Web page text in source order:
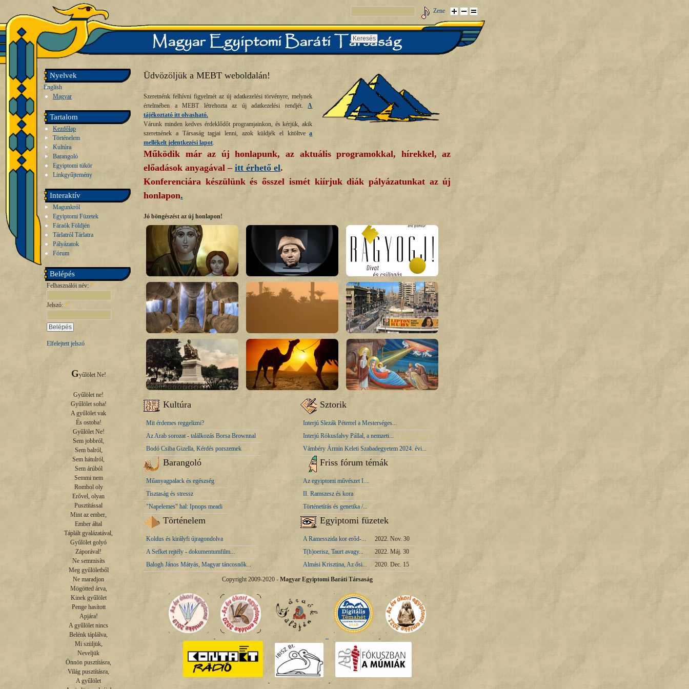
Zene
Nyelvek
English
Magyar
Tartalom
Kezdőlap
Történelem
Kultúra
Barangoló
Egyiptomi tükör
Linkgyűjtemény
Interaktív
Magunkról
Egyiptomi Füzetek
Fáraók Földjén
Tárlatról Tárlatra
Pályázatok
Fórum
Belépés
Felhasználói név: *
Jelszó: *
Elfelejtett jelszó
Gyűlölet Ne!
Gyűlölet ne!
Gyűlölet soha!
A gyűlölet vak
És ostoba!
Gyűlölet Ne!
Sem jobbról,
Sem balról,
Sem hátulról,
Sem árúból
Semmi nem
Rombol oly
Erővel, olyan
Pusztítással
Mint az ember,
Ember által
Táplált gyalázatával,
Gyűlölet golyó
Záporával!
Ne semmisíts
Meg gyűlöletből
Ne maradjon
Mögötted árva,
Kinek gyűlölet
Penge hasított
Apjára!
A gyűlölet nincs
Belénk táplálva,
Mi szüljük,
Neveljük
Önnön pusztításra,
Világ pusztításra,
A gyűlölet
Üdvözöljük a MEBT weboldalán!
Szeretnénk felhívni figyelmét az új adatkezelési törvényre, melynek
értelmében a MEBT létrehozta az új adatkezelési rendjét.A
tájékoztató itt olvasható.
Várunk minden kedves érdeklődőt programjainkon, és kérjük, akik
szeretnének a Társaság tagjai lenni, azok küldjék el kitöltvea
mellékelt jelentkezési lapot.
Működik már az új honlapunk, az aktuális programokkal, hírekkel, az
előadások anyagával – itt érhető el.
Konferenciára készülünk és ősszel ismét kiírjukdiák pályázatunkat az új
honlapon.
Jó böngészést az új honlapon!
Kultúra
Mit érdemes reggelizni?
Az Arab sorozat - találkozás Borsa Brownnal
Bodó Csiba Gizella, Kérdés porszemek
Barangoló
Műanyagpalack és egészség
Tisztaság és stressz
"Napelemes" hal: Ipnops meadi
Történelem
Koldus és királyfi újragondolva
A Sefket rejtély - dokumentumfilm...
Balogh János Mátyás, Magyar táncosnők...
Sztorik
Interjú Slezák Péterrel a Mesterséges...
Interjú Rókusfalvy Pállal, a nemzeti...
Vámbéry Ármin Keleti Szabadegyetem 2024. évi...
Friss fórum témák
Az egyiptomi művészet I....
II. Ramszesz és kora
Történetírás és genetika /...
Egyiptomi füzetek
A Ramesszida kor erőd-...
2022. Nov. 30
T(h)oerisz, Taurt avagy...
2022. Máj. 30
Almási Krisztina, Az ősi...
2020. Dec. 15
Copyright 2009-2020 - Magyar Egyiptomi Baráti Társaság